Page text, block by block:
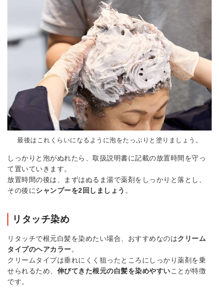
最後はこれくらいになるように泡をたっぷりと塗りましょう。
しっかりと泡がぬれたら、取扱説明書に記載の放置時間を守っ
て置いていきます。
放置時間の後は、まずはぬるま湯で薬剤をしっかりと落とし、
その後にシャンプーを2回しましょう 。
リタッチ染め
リタッチで根元白髪を染めたい場合、おすすめなのはクリーム
タイプのヘアカラー。
クリームタイプは垂れにくく狙ったところにしっかり薬剤を乗
せられるため、 伸びてきた根元の白髪を染めやすいことが特徴
です。